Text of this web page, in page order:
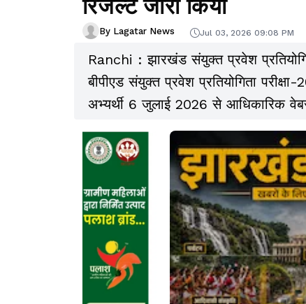
By Lagatar News Jul 03, 2026 09:08 PM
Ranchi : झारखंड संयुक्त प्रवेश
बीपीएड संयुक्त प्रवेश प्रतियोगिता
अभ्यर्थी 6 जुलाई 2026 से आधिकारिक
जाकर अपना रिजल्ट डाउनलोड कर सकेंगे.